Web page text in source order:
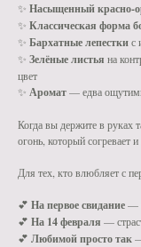
✨ Насыщенный красно-
✨ Классическая форма
✨ Бархатные лепесткис
✨ Зелёные листья на
цвет
✨ Аромат— едва
Когда вы держите в руках
огонь, который согревает
Для тех, кто влюбляет с
💕 На первое свидание—
💕 На 14 февраля —
💕 Любимой просто так